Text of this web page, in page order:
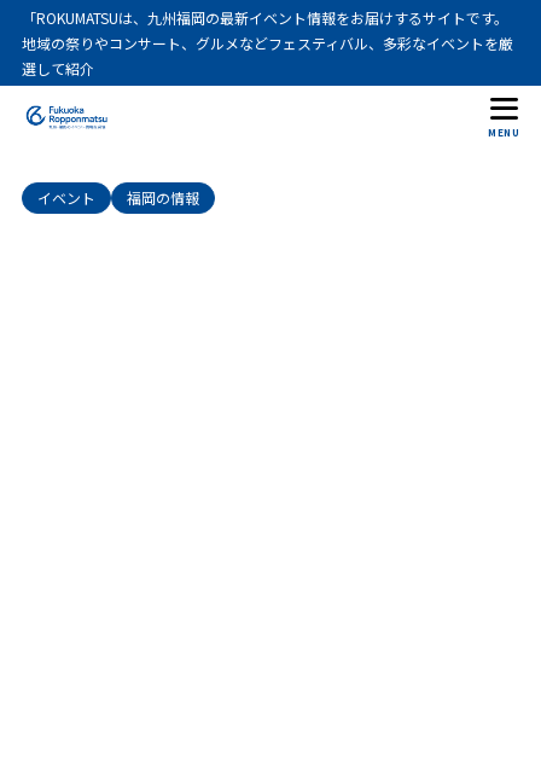
「ROKUMATSUは、九州福岡の最新イベント情報をお届けするサイトです。
地域の祭りやコンサート、グルメなどフェスティバル、多彩なイベントを厳
選して紹介
MENU
イベント 福岡の情報
目次
1 全国梅酒まつりinJR博多シティ2026の基本情報
1.1
開催日と開催時間